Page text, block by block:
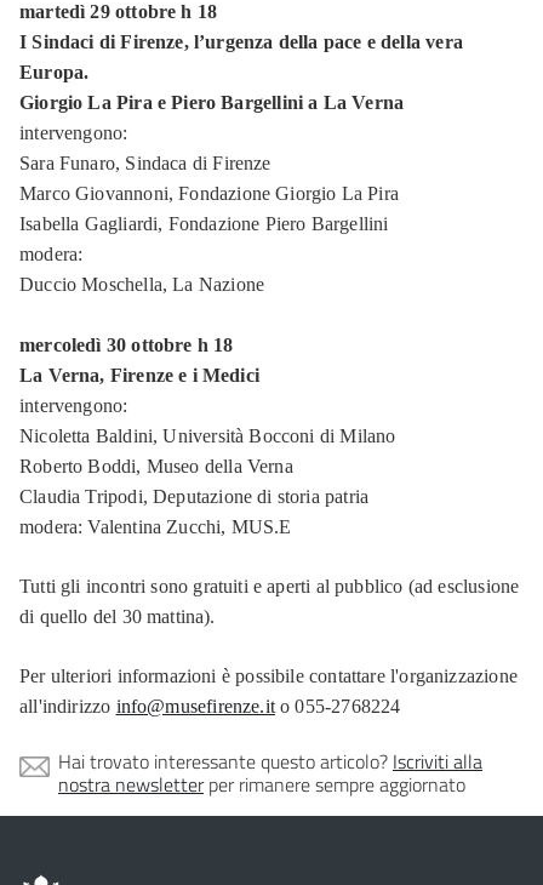
martedì 29 ottobre h 18
I Sindaci di Firenze, l’urgenza della pace e della vera
Europa.
Giorgio La Pira e Piero Bargellini a La Verna
intervengono:
Sara Funaro, Sindaca di Firenze
Marco Giovannoni,Fondazione Giorgio La Pira
Isabella Gagliardi, Fondazione Piero Bargellini
modera:
Duccio Moschella,La Nazione
mercoledì 30 ottobre h 18
La Verna, Firenze e i Medici
intervengono:
Nicoletta Baldini,Università Bocconi di Milano
Roberto Boddi, Museo della Verna
Claudia Tripodi,Deputazione di storia patria
modera: Valentina Zucchi, MUS.E
Tutti gli incontri sono gratuiti e aperti al pubblico (ad esclusione
di quello del 30 mattina).
Per ulteriori informazioni è possibile contattare l'organizzazione
all'indirizzo info@musefirenze.ito 055-2768224
Hai trovato interessante questo articolo? Iscriviti alla
nostra newsletterper rimanere sempre aggiornato